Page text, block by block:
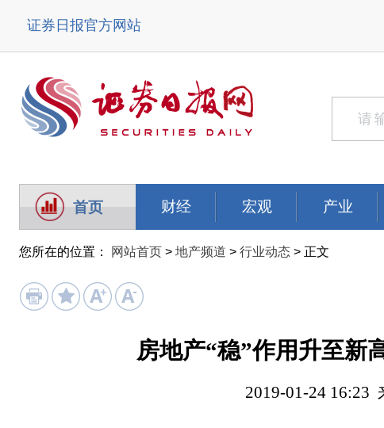
证券日报官方网站
首页 财经 宏观 产业
您所在的位置： 网站首页 > 地产频道 > 行业动态 > 正文
房地产“稳”作用升至新
2019-01-24 16:23